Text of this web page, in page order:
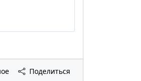
Поделиться